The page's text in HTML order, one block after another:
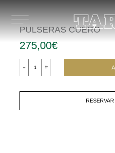
contenido
PULSERAS CUERO
275,00€
-
CUERO
+